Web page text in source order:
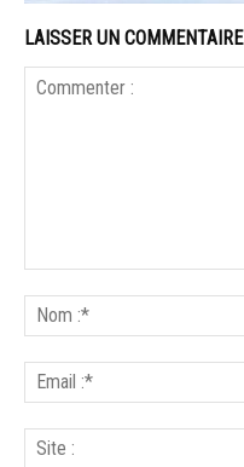
LAISSER UN COMMENTAIRE